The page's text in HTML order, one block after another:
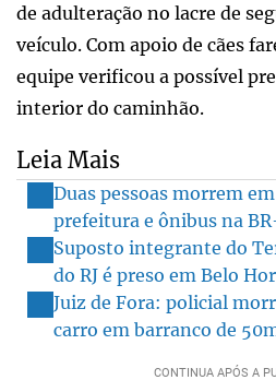
de adulteração no lacre de
veículo. Com apoio de cães
equipe verificou a possível
interior do caminhão.
Leia Mais
Duas pessoas morrem
prefeitura e ônibus na
Suposto integrante do
do RJ é preso em Belo
Juiz de Fora: policial
carro em barranco de